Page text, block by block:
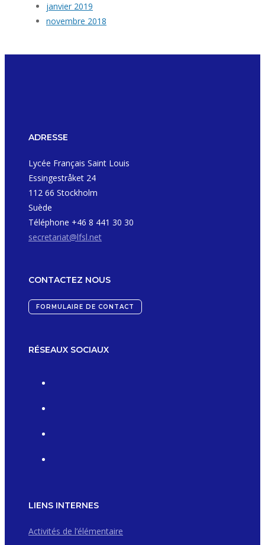
janvier 2019
novembre 2018
ADRESSE
Lycée Français Saint Louis
Essingestråket 24
112 66 Stockholm
Suède
Téléphone +46 8 441 30 30
secretariat@lfsl.net
CONTACTEZ NOUS
FORMULAIRE DE CONTACT
RÉSEAUX SOCIAUX
LIENS INTERNES
Activités de l’élémentaire